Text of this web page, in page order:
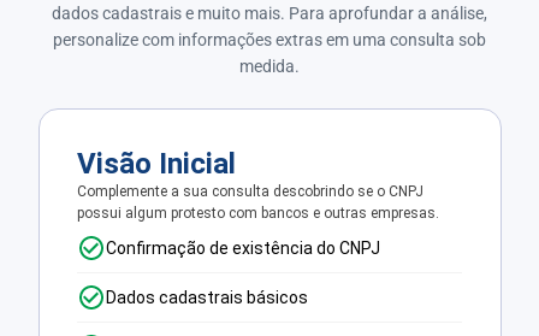
dados cadastrais e muito mais. Para aprofundar a análise,
personalize com informações extras em uma consulta sob
medida.
Visão Inicial
Complemente a sua consulta descobrindo se o CNPJ
possui algum protesto com bancos e outras empresas.
Confirmação de existência do CNPJ
Dados cadastrais básicos